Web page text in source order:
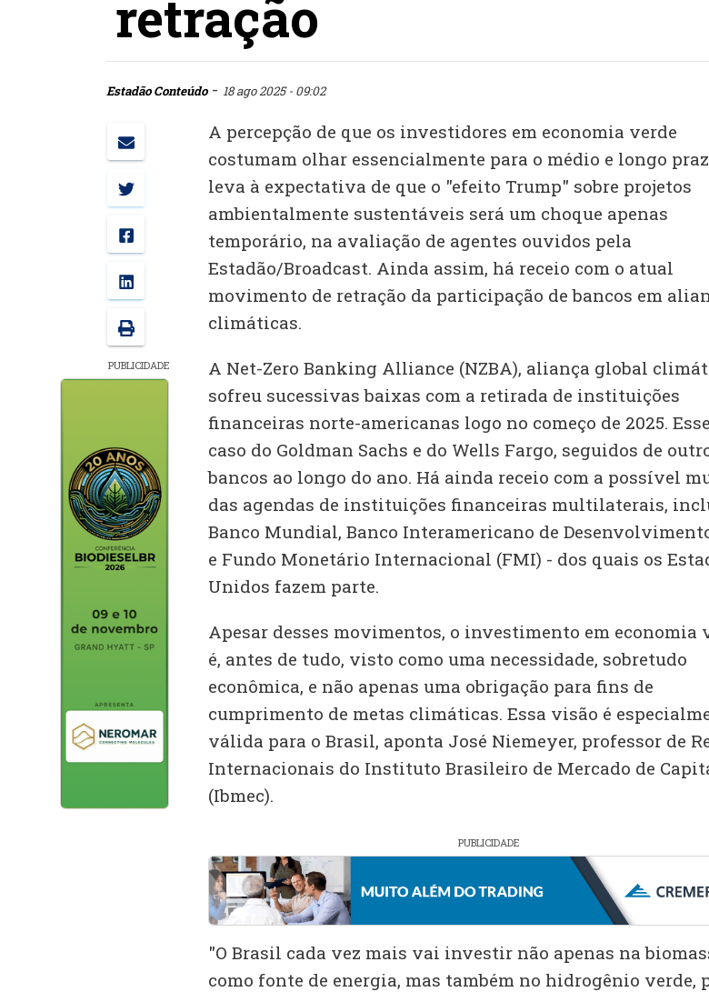
retração
Estadão Conteúdo- 18 ago 2025 - 09:02
PUBLICIDADE
A percepção de que os investidores em economia verde
costumam olhar essencialmente para o médio e longo
leva à expectativa de que o "efeito Trump" sobre projetos
ambientalmente sustentáveis será um choque apenas
temporário, na avaliação de agentes ouvidos pela
Estadão/Broadcast. Ainda assim, há receio com o atual
movimento de retração da participação de bancos em
climáticas.
A Net-Zero Banking Alliance (NZBA), aliança global
sofreu sucessivas baixas com a retirada de instituições
financeiras norte-americanas logo no começo de 2025.
caso do Goldman Sachs e do Wells Fargo, seguidos de
bancos ao longo do ano. Há ainda receio com a possível
das agendas de instituições financeiras multilaterais,
Banco Mundial, Banco Interamericano de
e Fundo Monetário Internacional (FMI) - dos quais os
Unidos fazem parte.
Apesar desses movimentos, o investimento em economia
é, antes de tudo, visto como uma necessidade, sobretudo
econômica, e não apenas uma obrigação para fins de
cumprimento de metas climáticas. Essa visão é
válida para o Brasil, aponta José Niemeyer, professor de
Internacionais do Instituto Brasileiro de Mercado de
(Ibmec).
PUBLICIDADE
"O Brasil cada vez mais vai investir não apenas na
como fonte de energia, mas também no hidrogênio verde,